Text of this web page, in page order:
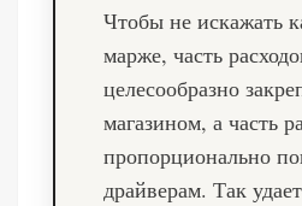
Чтобы не искажать
марже, часть
целесообразно
магазином, а часть
пропорционально
драйверам. Так